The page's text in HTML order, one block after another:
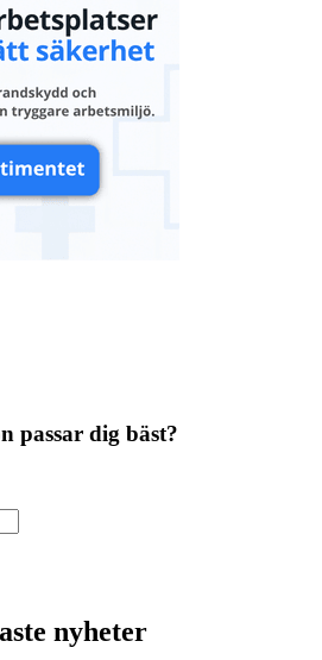
passar dig bäst?
nyheter